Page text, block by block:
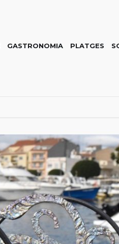
GASTRONOMIA PLATGES